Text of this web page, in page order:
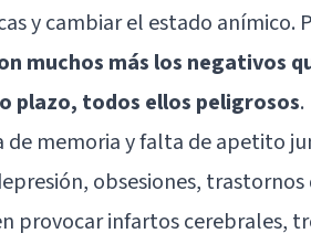
y cambiar el estado anímico.
muchos más los negativos
plazo, todos ellos peligrosos.
memoria y falta de apetito
obsesiones, trastornos
provocar infartos cerebrales,